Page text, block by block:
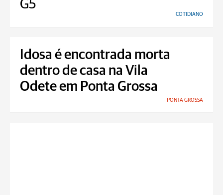
G5
COTIDIANO
Idosa é encontrada morta
dentro de casa na Vila
Odete em Ponta Grossa
PONTA GROSSA